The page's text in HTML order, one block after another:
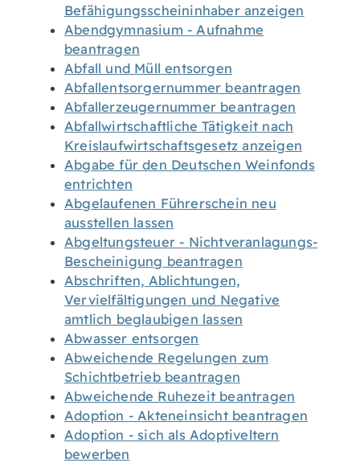
Befähigungsscheininhaber anzeigen
Abendgymnasium - Aufnahme
beantragen
Abfall und Müll entsorgen
Abfallentsorgernummer beantragen
Abfallerzeugernummer beantragen
Abfallwirtschaftliche Tätigkeit nach
Kreislaufwirtschaftsgesetz anzeigen
Abgabe für den Deutschen Weinfonds
entrichten
Abgelaufenen Führerschein neu
ausstellen lassen
Abgeltungsteuer - Nichtveranlagungs-
Bescheinigung beantragen
Abschriften, Ablichtungen,
Vervielfältigungen und Negative
amtlich beglaubigen lassen
Abwasser entsorgen
Abweichende Regelungen zum
Schichtbetrieb beantragen
Abweichende Ruhezeit beantragen
Adoption - Akteneinsicht beantragen
Adoption - sich als Adoptiveltern
bewerben